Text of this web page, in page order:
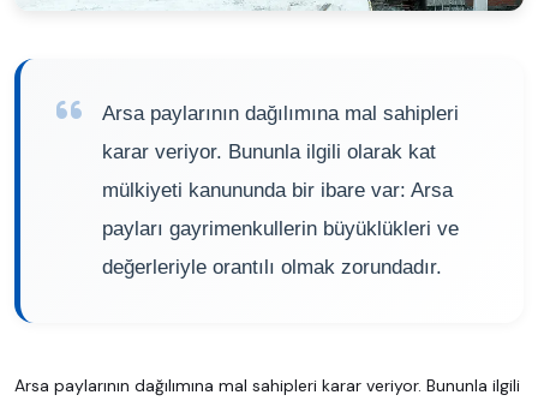
Arsa paylarının dağılımına mal sahipleri
karar veriyor. Bununla ilgili olarak kat
mülkiyeti kanununda bir ibare var: Arsa
payları gayrimenkullerin büyüklükleri ve
değerleriyle orantılı olmak zorundadır.
Arsa paylarının dağılımına mal sahipleri karar veriyor. Bununla ilgili